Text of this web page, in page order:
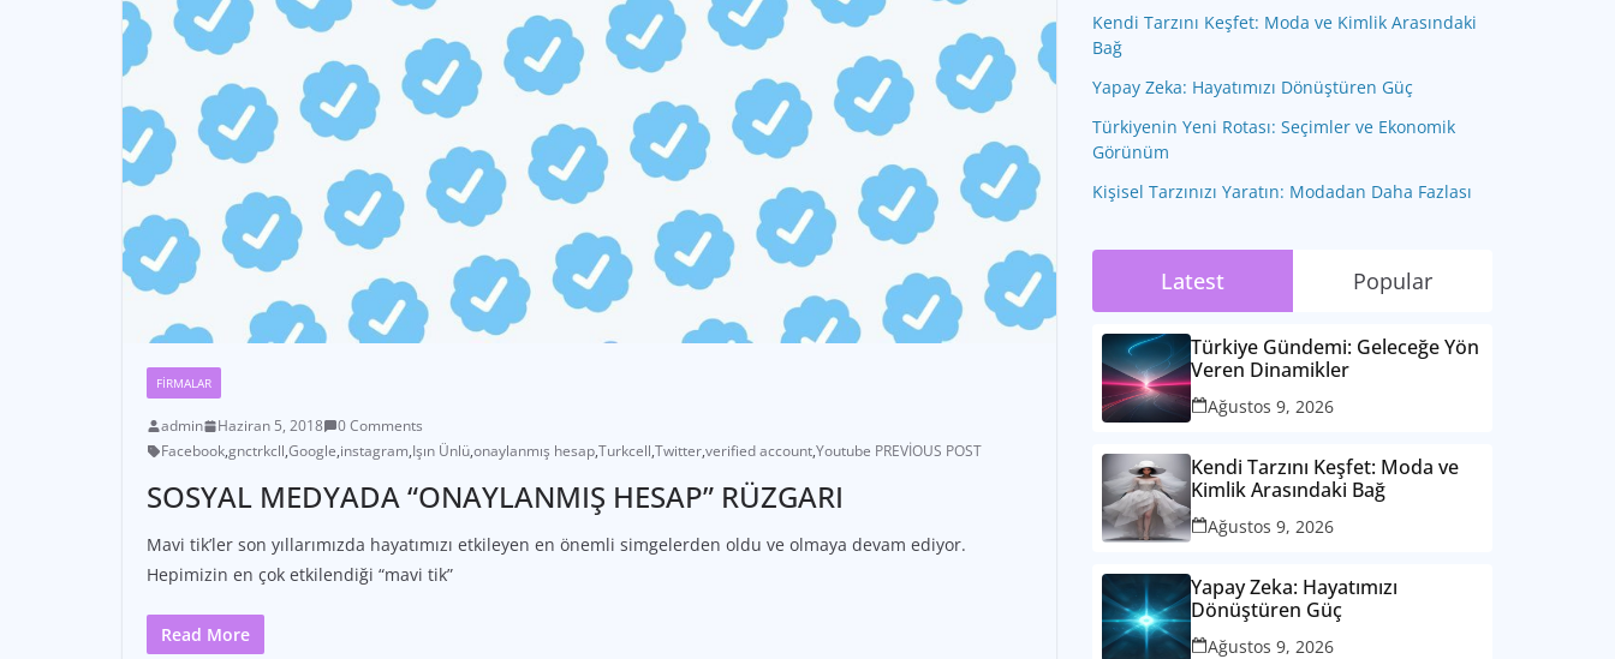
FIRMALAR
admin Haziran 5, 2018
0 Comments
Facebook,gnctrkcll,Google,instagram,Işın Ünlü,onaylanmış hesap,Turkcell,Twitter,verified account,Youtube PREVİOUS POST
SOSYAL MEDYADA “ONAYLANMIŞ HESAP” RÜZGARI
Mavi tik’ler son yıllarımızda hayatımızı etkileyen en önemli simgelerden oldu ve olmaya devam ediyor.
Hepimizin en çok etkilendiği “mavi tik”
Read More
Kendi Tarzını Keşfet: Moda ve Kimlik Arasındaki
Bağ
Yapay Zeka: Hayatımızı Dönüştüren Güç
Türkiyenin Yeni Rotası: Seçimler ve Ekonomik
Görünüm
Kişisel Tarzınızı Yaratın: Modadan Daha Fazlası
Latest Popular
Türkiye Gündemi: Geleceğe Yön
Veren Dinamikler
Ağustos 9, 2026
Kendi Tarzını Keşfet: Moda ve
Kimlik Arasındaki Bağ
Ağustos 9, 2026
Yapay Zeka: Hayatımızı
Dönüştüren Güç
Ağustos 9, 2026